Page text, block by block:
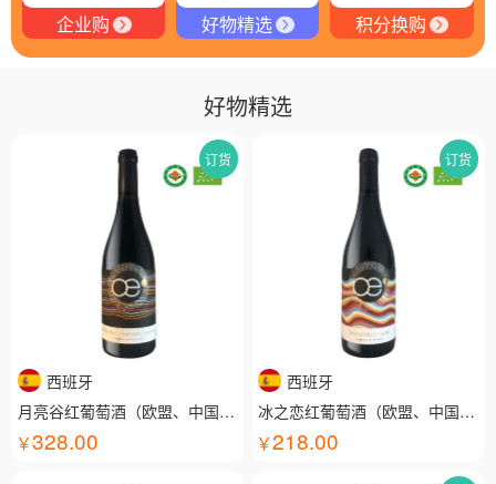
企业购 好物精选 积分换购
好物精选
订货
西班牙
月亮谷红葡萄酒（欧盟、中国有机认证）
328.00
订货
西班牙
冰之恋红葡萄酒（欧盟、中国有机认证）
218.00